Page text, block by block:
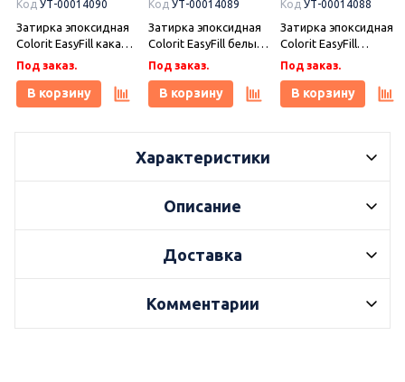
Код УТ-00014090
Затирка эпоксидная
Colorit EasyFill какао 1
кг, Плитонит
Под заказ.
В корзину
Код УТ-00014089
Затирка эпоксидная
Colorit EasyFill белый
1 кг, Плитонит
Под заказ.
В корзину
Код УТ-00014088
Затирка эпоксидная
Colorit EasyFill
бежевый 1 кг,
Плитонит
Под заказ.
В корзину
Характеристики
Описание
Доставка
Комментарии